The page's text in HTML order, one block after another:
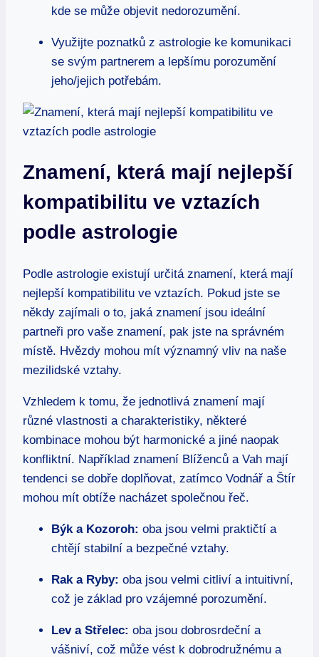
kde ⁢se může objevit nedorozumění.
Využijte ‍poznatků z astrologie ke komunikaci‍
se svým partnerem a ⁣lepšímu‍ porozumění
jeho/jejich ⁤potřebám.
Znamení, která mají‌ nejlepší
kompatibilitu ve⁤ vztazích⁣
podle astrologie
Podle astrologie existují určitá⁢ znamení, která mají
⁢nejlepší kompatibilitu ve vztazích. Pokud jste se
⁣někdy zajímali o to, jaká​ znamení jsou ideální
partneři pro vaše znamení, pak jste na správném
místě. Hvězdy‍ mohou mít významný vliv na naše
mezilidské vztahy.
Vzhledem k⁣ tomu,‍ že‍ jednotlivá ‌znamení mají
‍různé ⁢vlastnosti a charakteristiky, ‌některé
kombinace⁤ mohou být harmonické ⁢a jiné naopak
konfliktní. Například ‍znamení Blíženců a‌ Vah mají
⁢tendenci ⁤se dobře doplňovat, zatímco Vodnář a Štír
mohou‍ mít obtíže nacházet⁢ společnou řeč.
Býk ⁢a Kozoroh: oba​ jsou ⁤velmi praktičtí a
chtějí stabilní a‍ bezpečné vztahy.
Rak a Ryby: oba jsou velmi citliví a intuitivní,‍
což⁣ je základ pro vzájemné porozumění.
Lev a ‍Střelec: oba jsou dobrosrdeční a​
vášniví, což ‍může vést k dobrodružnému a